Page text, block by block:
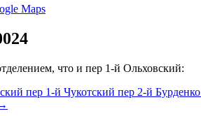
Maps
что и пер 1-й Ольховский:
пер 1-й Чукотский пер 2-й Бурденко